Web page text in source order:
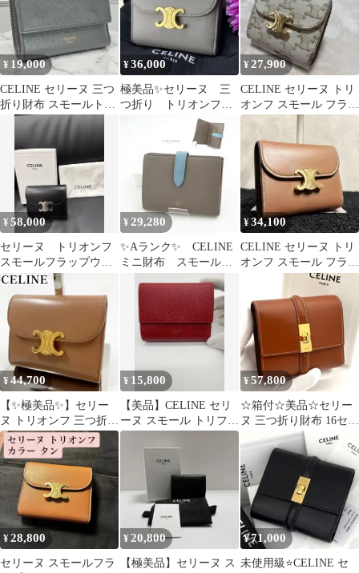
¥ 19,000
CELINE セリーヌ 三つ
折り財布 スモールトリ
フォールド グレー コン
パクト
¥36,000
極美品✨セリーヌ 三
つ折り トリオンフ
スモールウォレット
¥27,900
CELINE セリーヌ トリ
オンフ スモール フラッ
プウォレット 財布 三つ
¥58,000
セリーヌ トリオンフ
スモールフラップウォ
レット
¥29,280
✨Aランク✨ CELINE
ミニ財布 スモールス
トラップウォレット
カーフレザー
¥34,100
CELINE セリーヌ トリ
オンフ スモール フラッ
プ ウォレット ブラウン
¥44,700
【✨極美品✨】セリー
ヌ トリオンフ 三つ折り
財布 カーフスキン ブラ
ウン
¥ 15,800
【美品】CELINE セリ
ーヌ スモール トリフォ
ールドウォレット 三つ
折り財布
¥57,800
☆箱付☆美品☆セリー
ヌ 三つ折り財布 16セー
ズ スモールウォレット
ブラウン
¥28,800
セリーヌ スモールフラ
¥20,800
【極美品】セリーヌ ス
¥71,000
未使用級⭐️CELINE セ